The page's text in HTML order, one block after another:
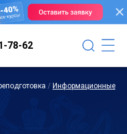
78-62
/ Информационные